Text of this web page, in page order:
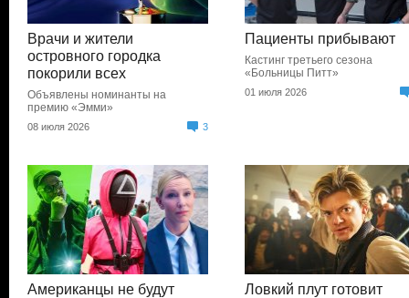
Врачи и жители
островного городка
покорили всех
Объявлены номинанты на
премию «Эмми»
08 июля 2026 3
Пациенты прибывают
Кастинг третьего сезона
«Больницы Питт»
01 июля 2026
Американцы не будут
Ловкий плут готовит